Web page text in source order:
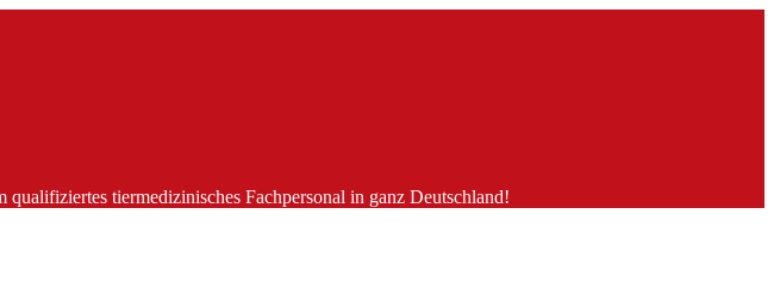
tiermedizinisches Fachpersonal in ganz Deutschland!